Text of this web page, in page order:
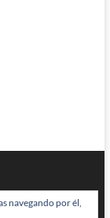
navegando por él,